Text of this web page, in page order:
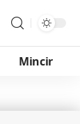
Mincir